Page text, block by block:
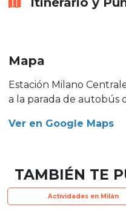
Mapa
Estación Milano
a la parada de autobús
Ver en Google Maps
TAMBIÉN TE
Actividades en Milán